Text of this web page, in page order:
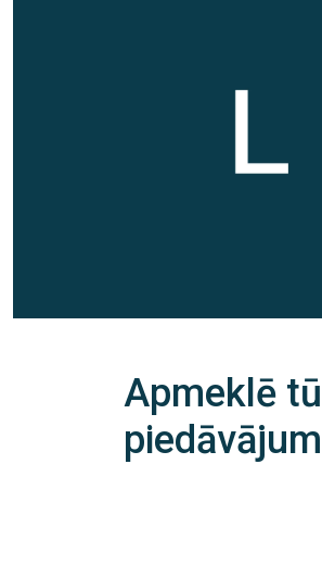
Apmeklē